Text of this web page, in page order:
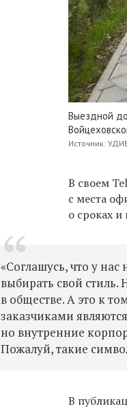
Выездной
Источник:
В своем
с места
о сроках
«Соглашусь, что у
выбирать свой
в обществе. А это к
заказчиками
но внутренние
Пожалуй, такие
В